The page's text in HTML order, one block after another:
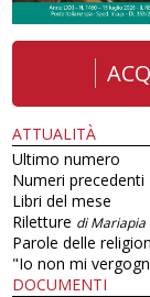
ATTUALITÀ
Ultimo numero
Numeri precedenti
Libri del mese
Riletture di Mariapia
Parole delle
"Io non mi
DOCUMENTI